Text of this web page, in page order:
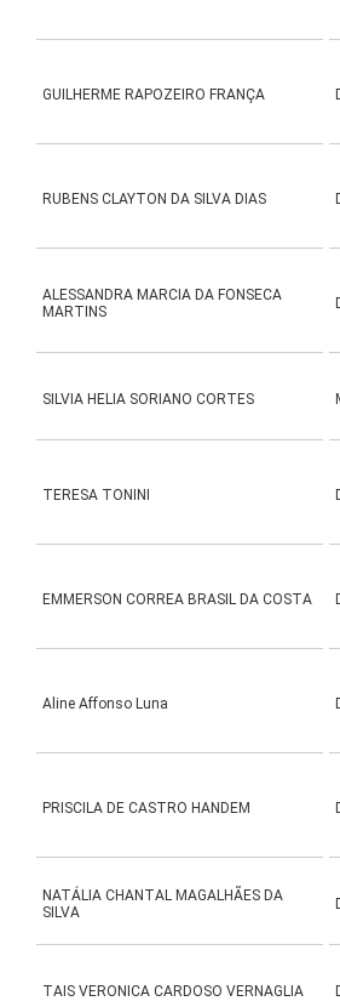
GUILHERME RAPOZEIRO FRANÇA
RUBENS CLAYTON DA SILVA DIAS
ALESSANDRA MARCIA DA FONSECA
MARTINS
SILVIA HELIA SORIANO CORTES
TERESA TONINI
EMMERSON CORREA BRASIL DA COSTA
Aline Affonso Luna
PRISCILA DE CASTRO HANDEM
NATÁLIA CHANTAL MAGALHÃES DA
SILVA
TAIS VERONICA CARDOSO VERNAGLIA